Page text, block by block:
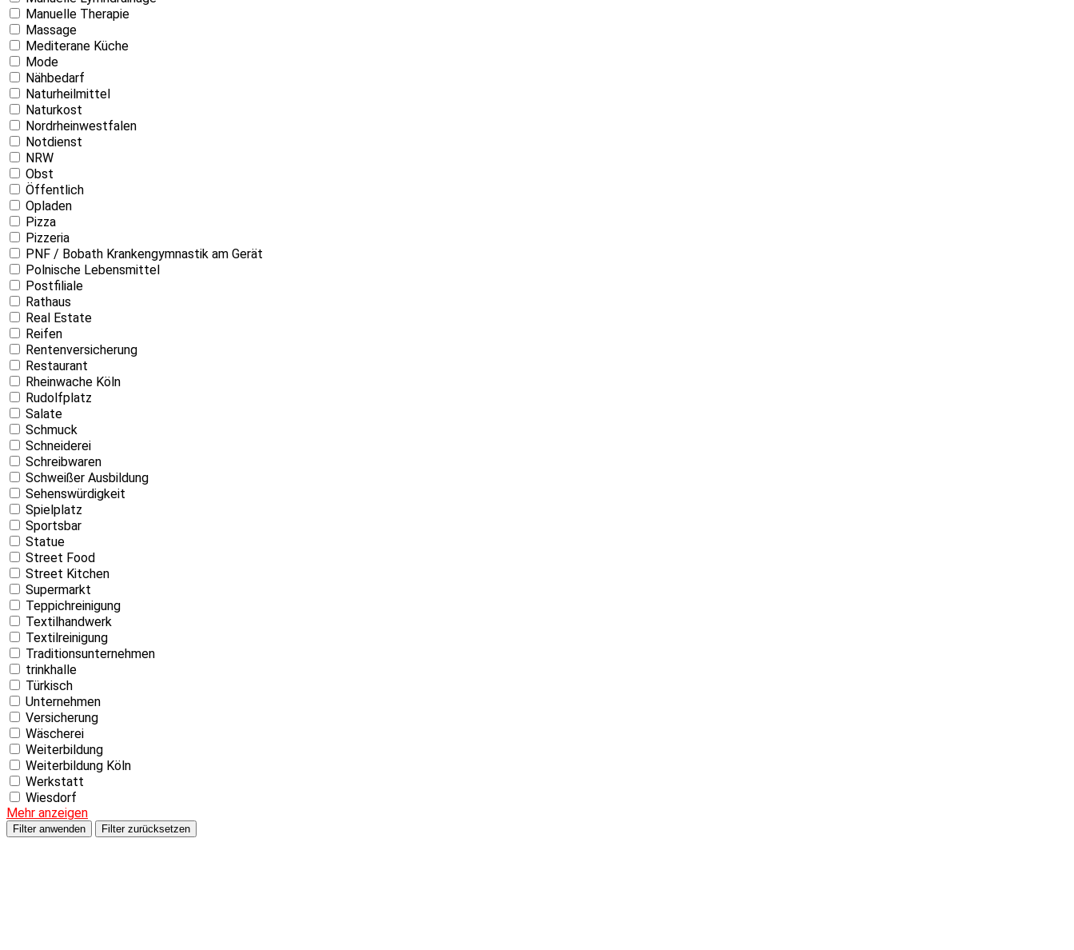
Manuelle Therapie
Massage
Mediterane Küche
Mode
Nähbedarf
Naturheilmittel
Naturkost
Nordrheinwestfalen
Notdienst
NRW
Obst
Öffentlich
Opladen
Pizza
Pizzeria
PNF / Bobath Krankengymnastik am Gerät
Polnische Lebensmittel
Postfiliale
Rathaus
Real Estate
Reifen
Rentenversicherung
Restaurant
Rheinwache Köln
Rudolfplatz
Salate
Schmuck
Schneiderei
Schreibwaren
Schweißer Ausbildung
Sehenswürdigkeit
Spielplatz
Sportsbar
Statue
Street Food
Street Kitchen
Supermarkt
Teppichreinigung
Textilhandwerk
Textilreinigung
Traditionsunternehmen
trinkhalle
Türkisch
Unternehmen
Versicherung
Wäscherei
Weiterbildung
Weiterbildung Köln
Werkstatt
Wiesdorf
Mehr anzeigen
Filter anwenden Filter zurücksetzen